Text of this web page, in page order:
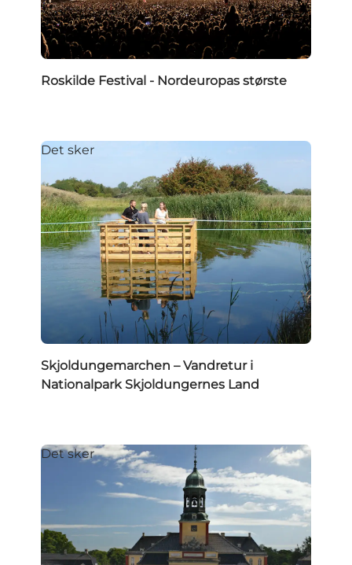
Roskilde Festival - Nordeuropas største
Det sker
Skjoldungemarchen – Vandretur i
Nationalpark Skjoldungernes Land
Det sker